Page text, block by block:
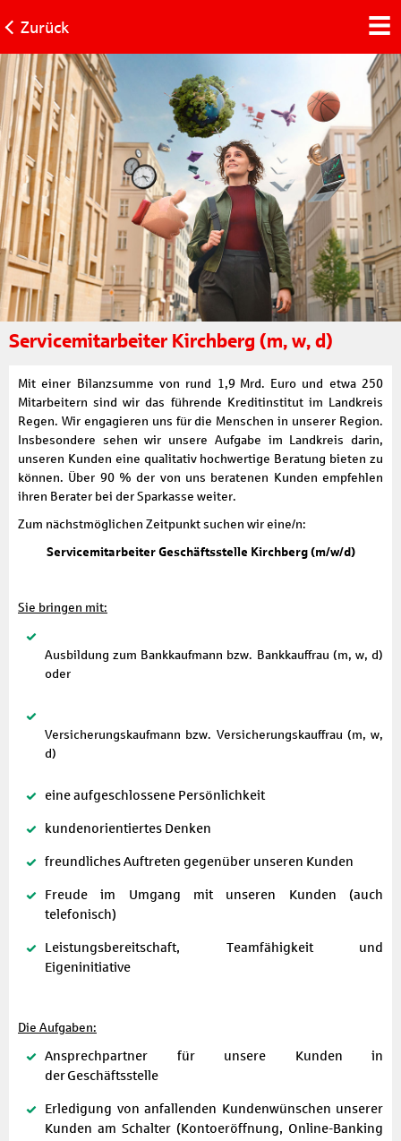
Zurück
Servicemitarbeiter Kirchberg (m, w, d)
Mit einer Bilanzsumme von rund 1,9 Mrd. Euro und etwa 250
Mitarbeitern sind wir das führende Kreditinstitut im Landkreis
Regen. Wir engagieren uns für die Menschen in unserer Region.
Insbesondere sehen wir unsere Aufgabe im Landkreis darin,
unseren Kunden eine qualitativ hochwertige Beratung bieten zu
können. Über 90 % der von uns beratenen Kunden empfehlen
ihren Berater bei der Sparkasse weiter.
Zum nächstmöglichen Zeitpunkt suchen wir eine/n:
Servicemitarbeiter Geschäftsstelle Kirchberg (m/w/d)
Sie bringen mit:
Ausbildung zum Bankkaufmann bzw. Bankkauffrau (m, w, d)
oder
Versicherungskaufmann bzw. Versicherungskauffrau (m, w,
d)
eine aufgeschlossene Persönlichkeit
kundenorientiertes Denken
freundliches Auftreten gegenüber unseren Kunden
Freude im Umgang mit unseren Kunden (auch
telefonisch)
Leistungsbereitschaft, Teamfähigkeit und
Eigeninitiative
Die Aufgaben:
Ansprechpartner für unsere Kunden in
der Geschäftsstelle
Erledigung von anfallenden Kundenwünschen unserer
Kunden am Schalter (Kontoeröffnung, Online-Banking